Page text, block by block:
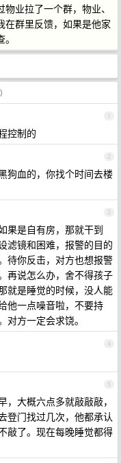
业拉了一个群，物业、
在群里反馈，如果是他家
1
控制的
2
狗血的，你找个时间去楼
3
果是自有房，那就干到
滤镜和困难，报警的目的
待你反击，对方也想报警
再说怎么办，舍不得孩子
就是睡觉的时候，没人能
他一点噪音啦，不要持
方一定会求饶。
4
5
大概六点多就敲敲敲，
登门找过几次，他都承认
敲了。现在每晚睡觉都得